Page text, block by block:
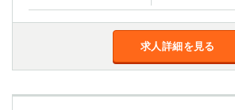
求人詳細を見る
所沢
熊谷
獨協大学前＜草加松原＞ 北浦和（西口）
川口